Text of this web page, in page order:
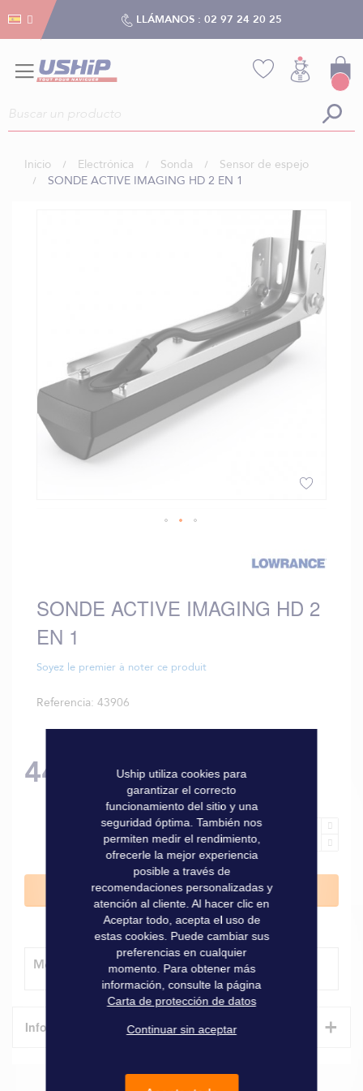
LLÁMANOS : 02 97 24 20 25
Inicio Electrónica Sonda
Sensor de espejo
SONDE ACTIVE IMAGING HD 2 EN 1
la
galería
de
SONDE ACTIVE IMAGING HD 2
EN 1
Soyez le premier à noter ce produit
Referencia 43906
443,00 €
Añadir al carrito
Método de entrega
Informaciones técnicas +
Características
Gestión de cookies
Uship utiliza cookies para
garantizar el correcto
funcionamiento del sitio y una
seguridad óptima. También nos
permiten medir el rendimiento,
ofrecerle la mejor experiencia
posible a través de
recomendaciones personalizadas y
atención al cliente. Al hacer clic en
Aceptar todo, acepta el uso de
estas cookies. Puede cambiar sus
preferencias en cualquier
momento. Para obtener más
información, consulte la página
Carta de protección de datos
Continuar sin aceptar
Gestión de cookies